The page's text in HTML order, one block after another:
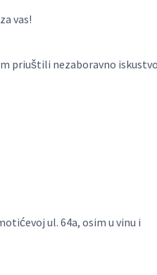
vas!
priuštili nezaboravno
ul. 64a, osim u vinu i